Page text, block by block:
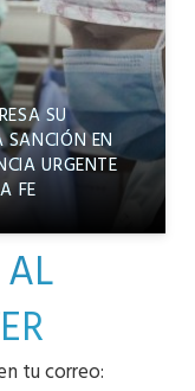
SU
SANCIÓN EN
URGENTE
FE
AL
tu correo: